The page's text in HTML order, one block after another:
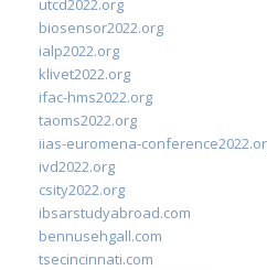
biosensor2022.org
ialp2022.org
klivet2022.org
ifac-hms2022.org
taoms2022.org
iias-euromena-
ivd2022.org
csity2022.org
ibsarstudyabroad.com
bennusehgall.com
tsecincinnati.com